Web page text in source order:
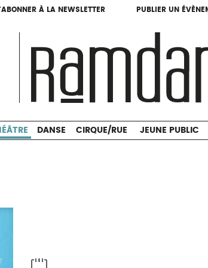
À LA NEWSLETTER PUBLIER UN
À LA NEWSLETTER PUBLIER UN
CIRQUE/RUE
DANSE CIRQUE/RUE JEUNE PUBLIC